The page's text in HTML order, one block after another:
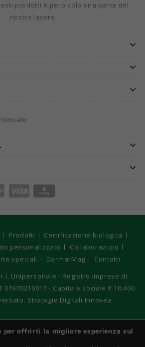
prodotti è però solo una parte del
nostro lavoro.
Prodotti
Certificazione biologica
personalizzato
Collaborazioni
speciali DarmarMag
Contatti
Unipersonale - Registro Imprese di
01970210017 - Capitale sociale € 10.400
Strategie Digitali Innovea
per offrirti la migliore esperienza sul
Italiano